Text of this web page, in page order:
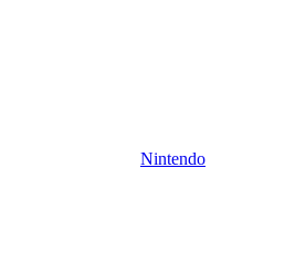
Nintendo